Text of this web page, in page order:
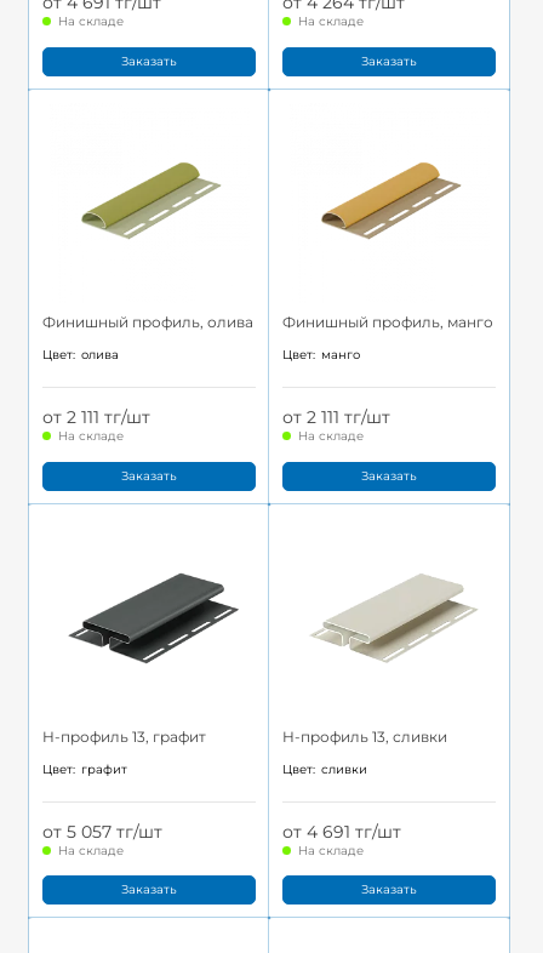
На складе
Заказать
На складе
Заказать
Финишный профиль, олива
Цвет: олива
от 2 111 тг/шт
На складе
Заказать
Финишный профиль, манго
Цвет: манго
от 2 111 тг/шт
На складе
Заказать
H-профиль 13, графит
Цвет: графит
от 5 057 тг/шт
На складе
Заказать
H-профиль 13, сливки
Цвет: сливки
от 4 691 тг/шт
На складе
Заказать